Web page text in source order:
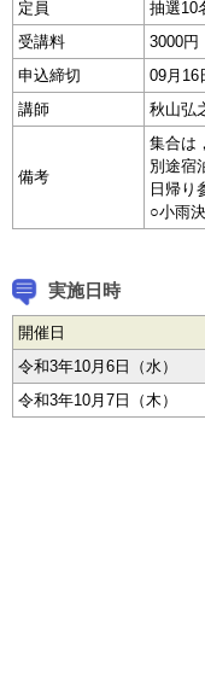
定員
抽選10
受講料
3000円
申込締切
09月16
講師
秋山弘
備考
集合は
別途宿
日帰り
○小雨
実施日時
開催日
令和3年10月6日（水）
令和3年10月7日（木）